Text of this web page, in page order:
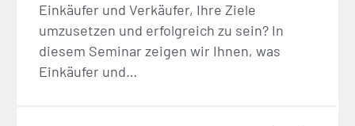
Einkäufer und Verkäufer, Ihre Ziele
umzusetzen und erfolgreich zu sein? In
diesem Seminar zeigen wir Ihnen, was
Einkäufer und…